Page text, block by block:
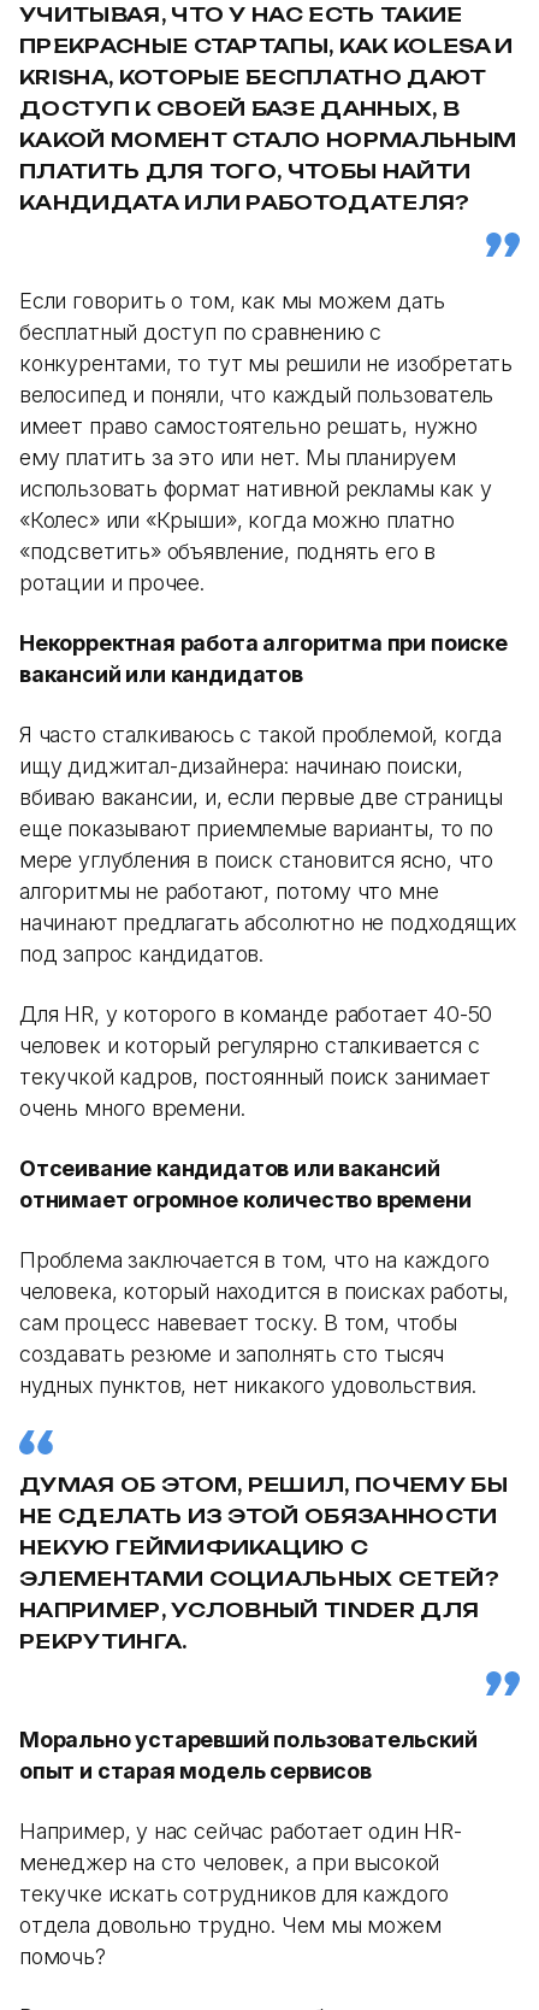
УЧИТЫВАЯ, ЧТО У НАС ЕСТЬ ТАКИЕ
ПРЕКРАСНЫЕ СТАРТАПЫ, КАК KOLESA И
KRISHA, КОТОРЫЕ БЕСПЛАТНО ДАЮТ
ДОСТУП К СВОЕЙ БАЗЕ ДАННЫХ, В
КАКОЙ МОМЕНТ СТАЛО НОРМАЛЬНЫМ
ПЛАТИТЬ ДЛЯ ТОГО, ЧТОБЫ НАЙТИ
КАНДИДАТА ИЛИ РАБОТОДАТЕЛЯ?
Если говорить о том, как мы можем дать
бесплатный доступ по сравнению с
конкурентами, то тут мы решили не изобретать
велосипед и поняли, что каждый пользователь
имеет право самостоятельно решать, нужно
ему платить за это или нет. Мы планируем
использовать формат нативной рекламы как у
«Колес» или «Крыши», когда можно платно
«подсветить» объявление, поднять его в
ротации и прочее.
Некорректная работа алгоритма при поиске
вакансий или кандидатов
Я часто сталкиваюсь с такой проблемой, когда
ищу диджитал-дизайнера: начинаю поиски,
вбиваю вакансии, и, если первые две страницы
еще показывают приемлемые варианты, то по
мере углубления в поиск становится ясно, что
алгоритмы не работают, потому что мне
начинают предлагать абсолютно не подходящих
под запрос кандидатов.
Для HR, у которого в команде работает 40-50
человек и который регулярно сталкивается с
текучкой кадров, постоянный поиск занимает
очень много времени.
Отсеивание кандидатов или вакансий
отнимает огромное количество времени
Проблема заключается в том, что на каждого
человека, который находится в поисках работы,
сам процесс навевает тоску. В том, чтобы
создавать резюме и заполнять сто тысяч
нудных пунктов, нет никакого удовольствия.
ДУМАЯ ОБ ЭТОМ, РЕШИЛ, ПОЧЕМУ БЫ
НЕ СДЕЛАТЬ ИЗ ЭТОЙ ОБЯЗАННОСТИ
НЕКУЮ ГЕЙМИФИКАЦИЮ С
ЭЛЕМЕНТАМИ СОЦИАЛЬНЫХ СЕТЕЙ?
НАПРИМЕР, УСЛОВНЫЙ TINDER ДЛЯ
РЕКРУТИНГА.
Морально устаревший пользовательский
опыт и старая модель сервисов
Например, у нас сейчас работает один HR-
менеджер на сто человек, а при высокой
текучке искать сотрудников для каждого
отдела довольно трудно. Чем мы можем
помочь?